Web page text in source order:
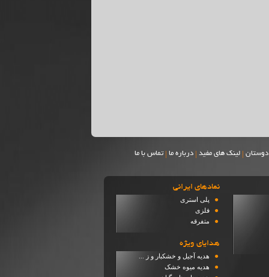
| لینک های مفید | درباره ما | تماس با ما
نمادهاي ايراني
● پلی استری
● فلزی
● متفرقه
هدایای ویژه
● هدیه آجیل و خشکبار و ز ...
● هدیه میوه خشک